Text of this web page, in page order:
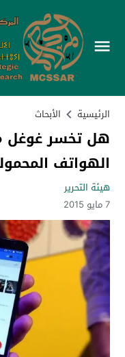
الرئيسية الأبحاث
هل تخسر غوغل
الهواتف
هيئة التحرير
7 مايو 2015